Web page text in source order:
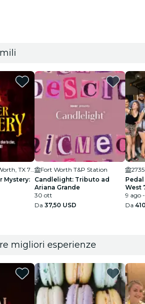
9th & Main, Fort Worth, TX 76102, USA
Mystery:
Fort Worth T&P Station
Candlelight: Tributo ad
Ariana Grande
30 ott
Da 37,50 USD
West
9 ago
Da
migliori esperienze